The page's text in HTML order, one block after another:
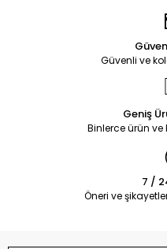
Güvenli ve
Geniş
Binlerce ürün
7 /
Öneri ve